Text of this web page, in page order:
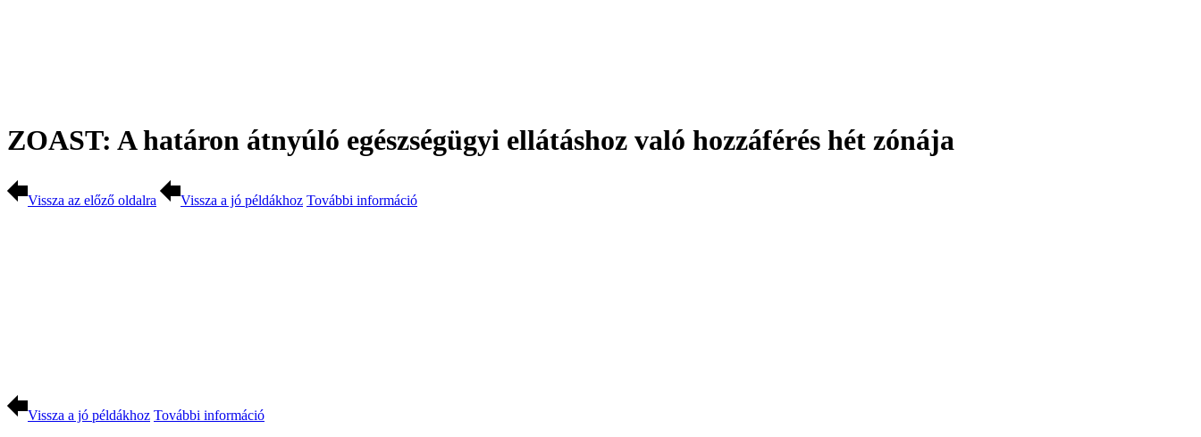
ZOAST: A határon átnyúló egészségügyi ellátáshoz való hozzáférés hét zónája
Vissza az előző oldalra Vissza a jó példákhoz További információ
Vissza a jó példákhoz További információ